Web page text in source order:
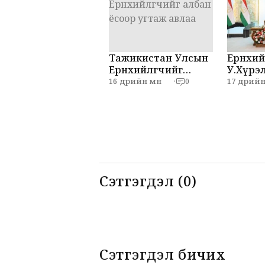
Тажикистан Улсын
Ерөнхийлөгчийг
албан ёсоор угтаж
16 өдрийн өмнө · 0 17 өдрийн
Сэтгэгдэл (0)
Сэтгэгдэл бичих